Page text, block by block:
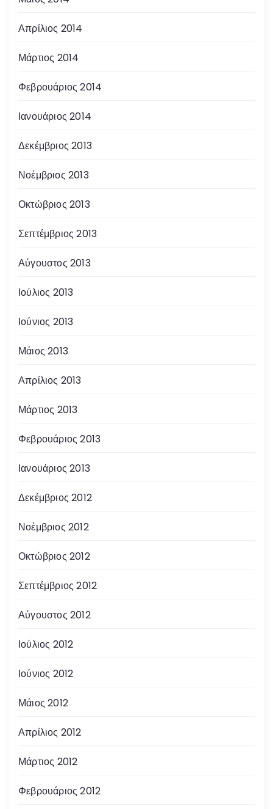
Απρίλιος 2014
Μάρτιος 2014
Φεβρουάριος 2014
Ιανουάριος 2014
Δεκέμβριος 2013
Νοέμβριος 2013
Οκτώβριος 2013
Σεπτέμβριος 2013
Αύγουστος 2013
Ιούλιος 2013
Ιούνιος 2013
Μάιος 2013
Απρίλιος 2013
Μάρτιος 2013
Φεβρουάριος 2013
Ιανουάριος 2013
Δεκέμβριος 2012
Νοέμβριος 2012
Οκτώβριος 2012
Σεπτέμβριος 2012
Αύγουστος 2012
Ιούλιος 2012
Ιούνιος 2012
Μάιος 2012
Απρίλιος 2012
Μάρτιος 2012
Φεβρουάριος 2012